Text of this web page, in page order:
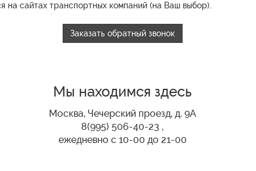
на сайтах транспортных компаний (на Ваш выбор).
Заказать обратный звонок
Мы находимся здесь
Москва, Чечерский проезд, д. 9А
8(995) 506-40-23 ,
ежедневно с 10-00 до 21-00